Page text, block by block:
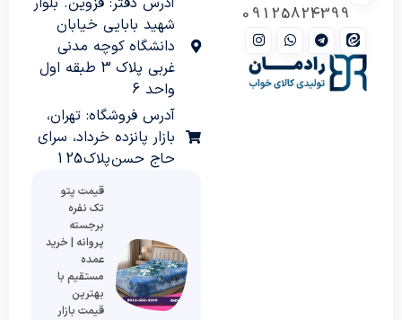
09125824399
شهید بابایی خیابان
دانشگاه کوچه مدنی
غربی پلاک 3 طبقه اول
واحد 6
آدرس فروشگاه: تهران،
بازار پانزده خرداد، سرای
حاج حسن پلاک 125
قیمت پتو
تک نفره
برجسته
پروانه | خرید
عمده
مستقیم با
بهترین
قیمت بازار